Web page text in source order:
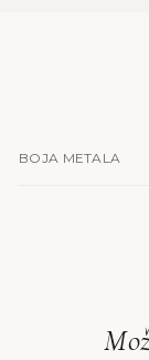
BOJA METALA